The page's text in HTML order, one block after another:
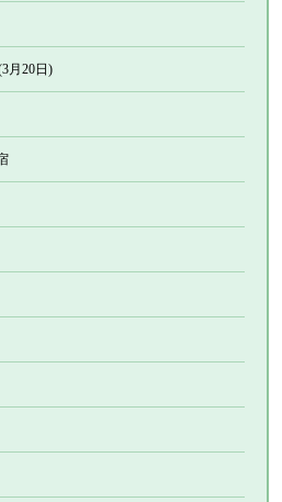
月20日)